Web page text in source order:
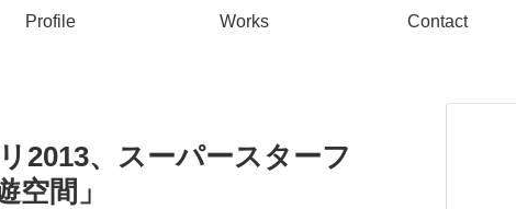
Profile Works Contact
2013、スーパースターフ
間」